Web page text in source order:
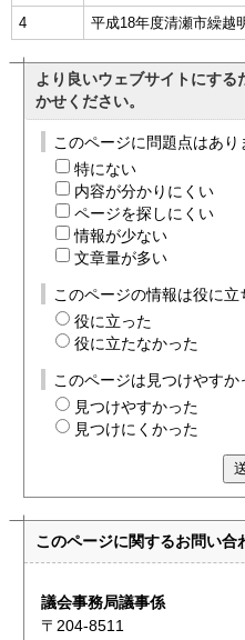
4
平成18年度清瀬市繰越
より良いウェブサイトにする
かせください。
このページに問題点はあり
特にない
内容が分かりにくい
ページを探しにくい
情報が少ない
文章量が多い
このページの情報は役に立
役に立った
役に立たなかった
このページは見つけやすか
見つけやすかった
見つけにくかった
このページに関するお問い合
議会事務局議事係
〒204-8511